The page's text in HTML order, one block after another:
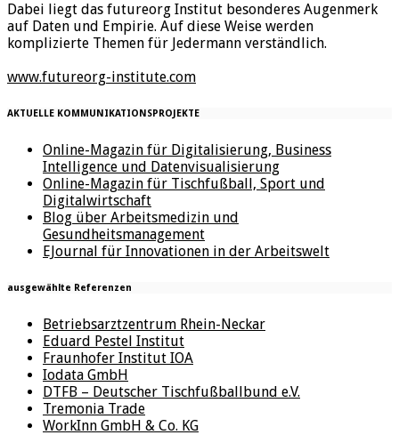
Dabei liegt das futureorg Institut besonderes Augenmerk
auf Daten und Empirie. Auf diese Weise werden
komplizierte Themen für Jedermann verständlich.
www.futureorg-institute.com
AKTUELLE KOMMUNIKATIONSPROJEKTE
Online-Magazin für Digitalisierung, Business
Intelligence und Datenvisualisierung
Online-Magazin für Tischfußball, Sport und
Digitalwirtschaft
Blog über Arbeitsmedizin und
Gesundheitsmanagement
EJournal für Innovationen in der Arbeitswelt
ausgewählte Referenzen
Betriebsarztzentrum Rhein-Neckar
Eduard Pestel Institut
Fraunhofer Institut IOA
Iodata GmbH
DTFB – Deutscher Tischfußballbund e.V.
Tremonia Trade
WorkInn GmbH & Co. KG